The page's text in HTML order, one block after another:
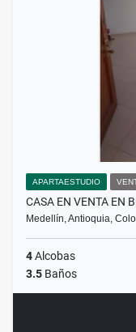
APARTAESTUDIO
CASA EN VENTA EN
Medellín, Antioquia,
4Alcobas
3.5 Baños